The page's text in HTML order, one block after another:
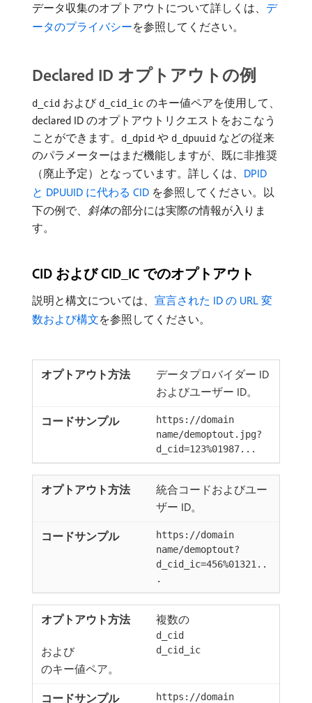
データ収集のオプトアウトについて詳しくは、 デ
ータのプライバシーを参照してください。
Declared ID オプトアウトの例
d_cid および d_cid_ic のキー値ペアを使用して、
declared ID のオプトアウトリクエストをおこなう
ことができます。
d_dpid や d_dpuuid などの従来
のパラメーターはまだ機能しますが、既に非推奨
（廃止予定）となっています。詳しくは、 DPID
と DPUUID に代わる CID を参照してください。以
下の例で、 斜体​の部分には実際の情報が入りま
す。
CID および CID_IC でのオプトアウト
説明と構文については、 宣言された ID の URL 変
数および構文を参照してください。
データプロバイダー ID
およびユーザー ID。
https://domain
name/demoptout.jpg?
d_cid=123%01987...
統合コードおよびユー
ザー ID。
https://domain
name/demoptout?
d_cid_ic=456%01321..
.
複数の
d_cid
および d_cid_ic
のキー値ペア。
https://domain